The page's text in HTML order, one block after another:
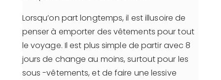
Lorsqu’on part longtemps, il est illusoire de
penser à emporter des vêtements pour tout
le voyage. Il est plus simple de partir avec 8
jours de change au moins, surtout pour les
sous -vêtements, et de faire une lessive